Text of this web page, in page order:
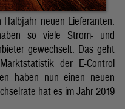
neuen Lieferanten.
so viele Strom- und
gewechselt. Das geht
der E-Control
haben nun einen neuen
hat es im Jahr 2019